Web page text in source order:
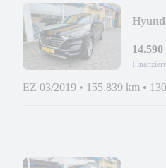
14.590
EZ 03/2019 • 155.839 km •